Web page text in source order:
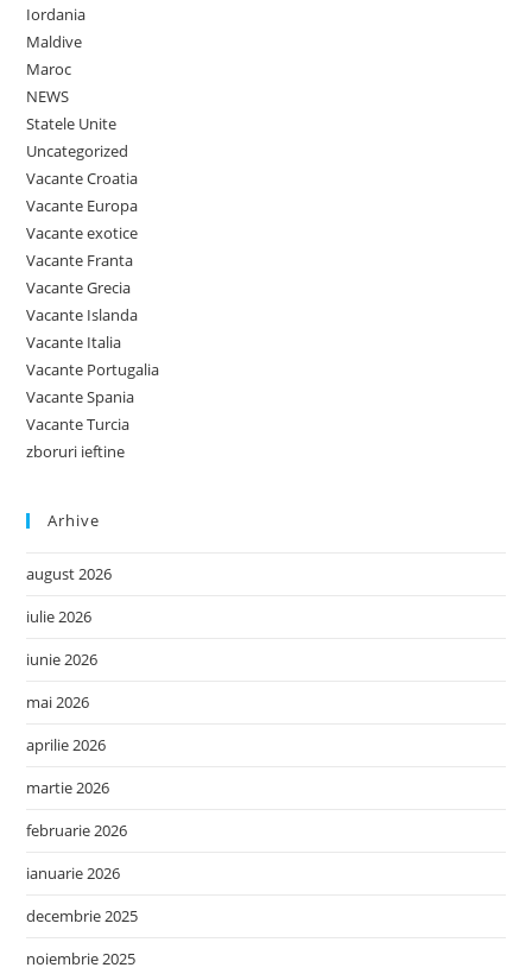
Iordania
Maldive
Maroc
NEWS
Statele Unite
Uncategorized
Vacante Croatia
Vacante Europa
Vacante exotice
Vacante Franta
Vacante Grecia
Vacante Islanda
Vacante Italia
Vacante Portugalia
Vacante Spania
Vacante Turcia
zboruri ieftine
Arhive
august 2026
iulie 2026
iunie 2026
mai 2026
aprilie 2026
martie 2026
februarie 2026
ianuarie 2026
decembrie 2025
noiembrie 2025